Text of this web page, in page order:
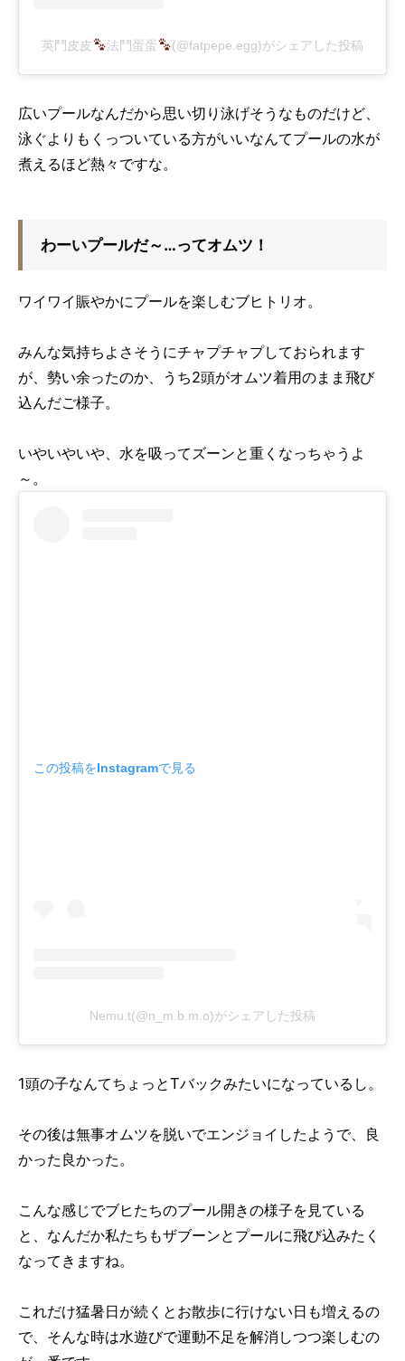
英鬥皮皮 法鬥蛋蛋 (@fatpepe.egg)がシェアした投稿
広いプールなんだから思い切り泳げそうなものだけど、
泳ぐよりもくっついている方がいいなんてプールの水が
煮えるほど熱々ですな。
わーいプールだ～…ってオムツ ！
ワイワイ賑やかにプールを楽しむブヒトリオ。
みんな気持ちよさそうにチャプチャプしておられます
が、勢い余ったのか、うち2頭がオムツ着用のまま飛び
込んだご様子。
いやいやいや、水を吸ってズーンと重くなっちゃうよ
～。
この投稿をInstagramで見る
Nemu.t‪(@n_m.b.m.o)がシェアした投稿
1頭の子なんてちょっとTバックみたいになっているし。
その後は無事オムツを脱いでエンジョイしたようで、良
かった良かった。
こんな感じでブヒたちのプール開きの様子を見ている
と、なんだか私たちもザブーンとプールに飛び込みたく
なってきますね。
これだけ猛暑日が続くとお散歩に行けない日も増えるの
で、そんな時は水遊びで運動不足を解消しつつ楽しむの